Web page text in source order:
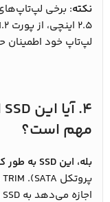
نکته
لپ‌تاپ خود اطمینان
مهم است؟
بله، این SSD به طور کامل از TRIM پشتیبانی می‌کند